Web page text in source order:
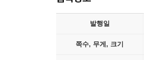
발행일
쪽수, 무게, 크기